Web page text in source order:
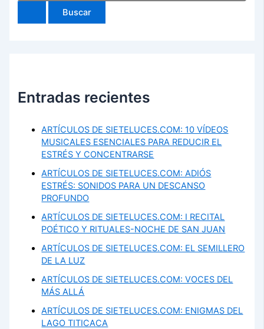
Entradas recientes
ARTÍCULOS DE SIETELUCES.COM: 10 VÍDEOS
MUSICALES ESENCIALES PARA REDUCIR EL
ESTRÉS Y CONCENTRARSE
ARTÍCULOS DE SIETELUCES.COM: ADIÓS
ESTRÉS: SONIDOS PARA UN DESCANSO
PROFUNDO
ARTÍCULOS DE SIETELUCES.COM: I RECITAL
POÉTICO Y RITUALES-NOCHE DE SAN JUAN
ARTÍCULOS DE SIETELUCES.COM: EL SEMILLERO
DE LA LUZ
ARTÍCULOS DE SIETELUCES.COM: VOCES DEL
MÁS ALLÁ
ARTÍCULOS DE SIETELUCES.COM: ENIGMAS DEL
LAGO TITICACA